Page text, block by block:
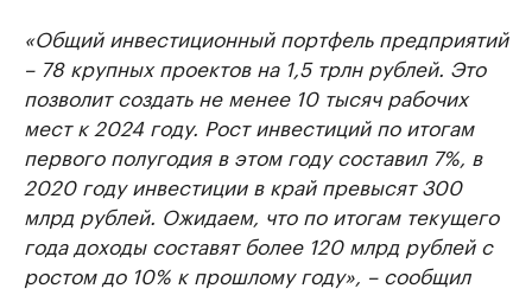
«Общий инвестиционный портфель предприятий
– 78 крупных проектов на 1,5 трлн рублей. Это
позволит создать не менее 10 тысяч рабочих
мест к 2024 году. Рост инвестиций по итогам
первого полугодия в этом году составил 7%, в
2020 году инвестиции в край превысят 300
млрд рублей. Ожидаем, что по итогам текущего
года доходы составят более 120 млрд рублей с
ростом до 10% к прошлому году», – сообщил